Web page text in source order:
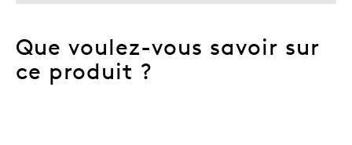
Que voulez-vous savoir sur
ce produit ?